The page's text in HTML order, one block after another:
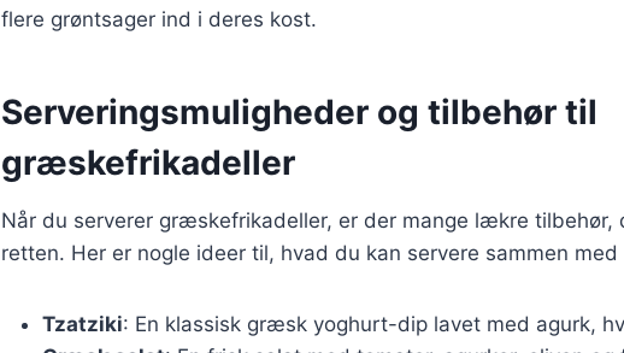
flere grøntsager ind i deres kost.
Serveringsmuligheder og tilbehør til
græskefrikadeller
Når du serverer græskefrikadeller, er der mange lækre tilbehør,
retten. Her er nogle ideer til, hvad du kan servere sammen
Tzatziki: En klassisk græsk yoghurt-dip lavet med agurk,